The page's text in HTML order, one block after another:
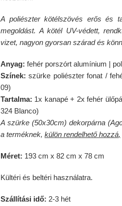
A poliészter kötélszövés erős és
megoldást. A kötél UV-védett,
vizet, nagyon gyorsan szárad és
Anyag: fehér porszórt alumínium |
Színek:szürke poliészter fonat /
09)
Tartalma: 1x kanapé + 2x fehér
324 Blanco)
A szürke (50x30cm) dekorpárna
a terméknek, külön rendelhető hozzá,
Méret: 193 cm x 82 cm x 78 cm
Kültéri és beltéri használatra.
Szállítási idő: 2-3 hét